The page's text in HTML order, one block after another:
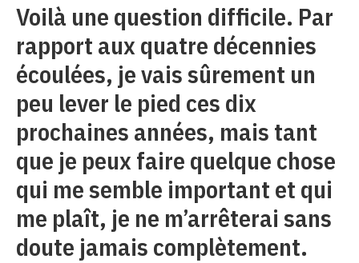
Voilà une question difficile. Par
rapport aux quatre décennies
écoulées, je vais sûrement un
peu lever le pied ces dix
prochaines années, mais tant
que je peux faire quelque chose
qui me semble important et qui
me plaît, je ne m’arrêterai sans
doute jamais complètement.